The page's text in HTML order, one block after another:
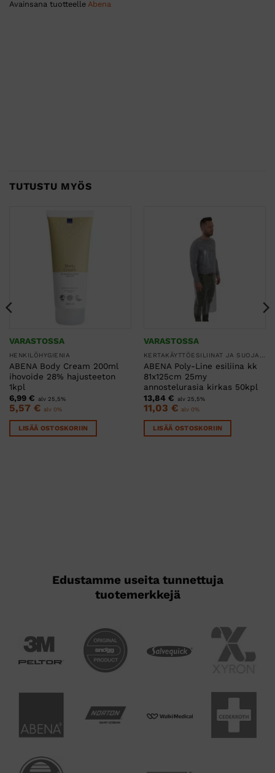
Avainsana tuotteelle Abena
TUTUSTU MYÖS
VARASTOSSA
HENKILÖHYGIENIA
ABENA Body Cream 200ml
ihovoide 28% hajusteeton
1kpl
6,99 € alv 25,5%
5,57 € alv 0%
LISÄÄ OSTOSKORIIN
VARASTOSSA
KERTAKÄYTTÖESILIINAT JA SUOJAESSUT
ABENA Poly-Line esiliina kk
81x125cm 25my
annostelurasia kirkas 50kpl
13,84 € alv 25,5%
11,03 € alv 0%
LISÄÄ OSTOSKORIIN
Edustamme useita tunnettuja
tuotemerkkejä